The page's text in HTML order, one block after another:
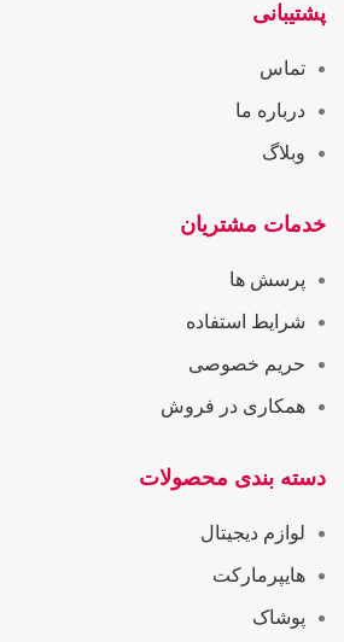
پشتیبانی
تماس
درباره ما
وبلاگ
خدمات مشتریان
پرسش ها
شرایط استفاده
حریم خصوصی
همکاری در فروش
دسته بندی محصولات
لوازم دیجیتال
هایپرمارکت
پوشاک